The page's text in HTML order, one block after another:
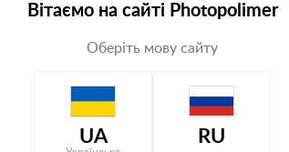
Вітаємо на сайті Photopolimer
Оберіть мову сайту
UA RU